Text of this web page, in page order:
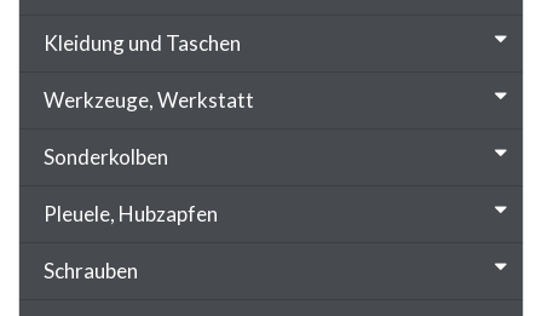
Kleidung und Taschen
Werkzeuge, Werkstatt
Sonderkolben
Pleuele, Hubzapfen
Schrauben